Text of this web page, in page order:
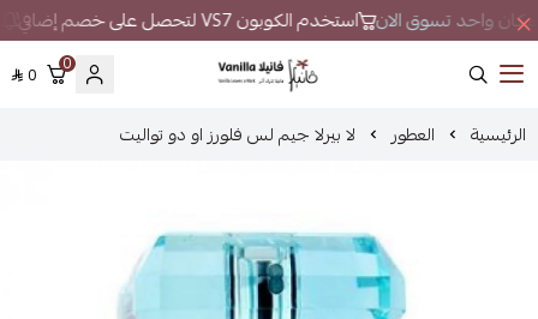
مكان واحد تسوق الان استخدم الكوبون VS7 لتحصل على خصم إضافي
فانيلا
0
0
الرئيسية العطور لا بيرلا جيم لس فلورز او دو تواليت